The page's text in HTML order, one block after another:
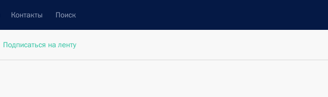
Контакты Поиск
Подписаться на ленту